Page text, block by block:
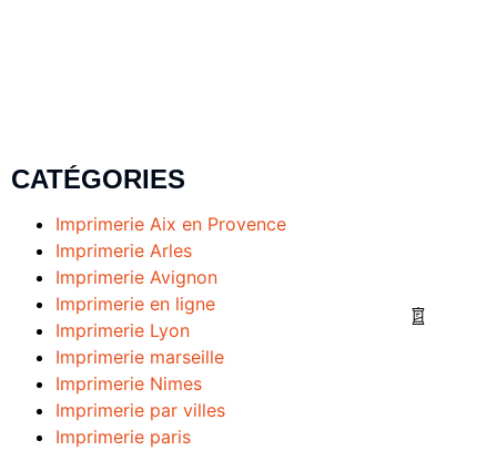
CATÉGORIES
Imprimerie Aix en Provence
Imprimerie Arles
Imprimerie Avignon
Imprimerie en ligne
Imprimerie Lyon
Imprimerie marseille
Imprimerie Nimes
Imprimerie par villes
Imprimerie paris